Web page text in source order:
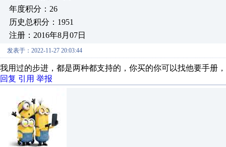
年度积分：26
历史总积分：1951
注册：2016年8月07日
发表于：2022-11-27 20:03:44
我用过的步进，都是两种都支持的，你买的你可以找他要手册
回复 引用 举报